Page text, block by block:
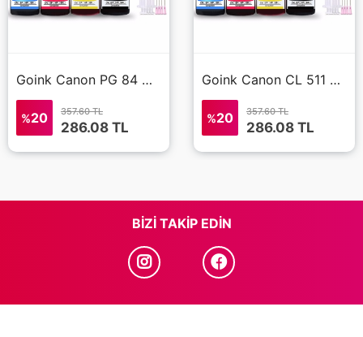
Goink Canon PG 84 Mürekkep 4x100 ml (Muadil)
%20 357.60 TL
286.08 TL
Goink Canon CL 511 Mürekkep 4x100 ml (Muadil)
%20 357.60 TL
286.08 TL
BIZI TAKIP EDIN